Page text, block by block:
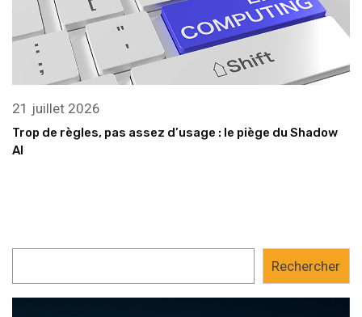
21 juillet 2026
Trop de règles, pas assez d’usage : le piège du Shadow
AI
Rechercher